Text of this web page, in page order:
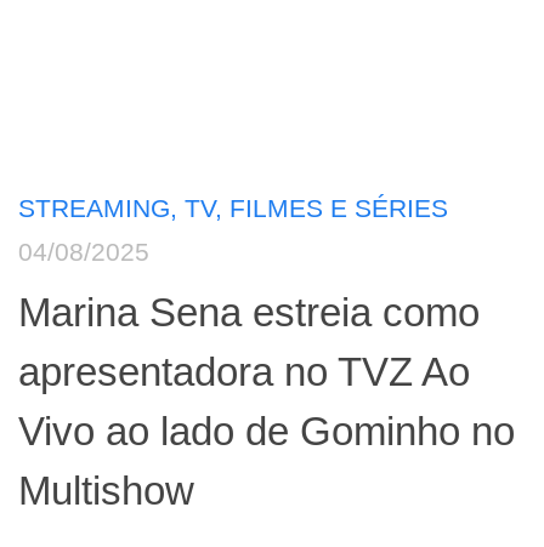
STREAMING, TV, FILMES E SÉRIES
04/08/2025
Marina Sena estreia como
apresentadora no TVZ Ao
Vivo ao lado de Gominho no
Multishow